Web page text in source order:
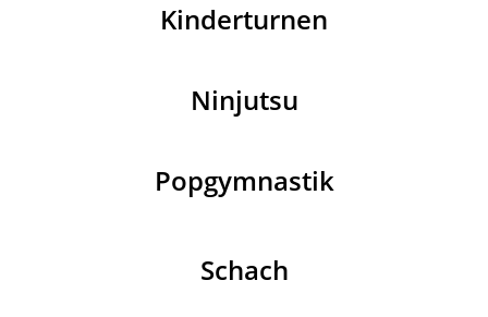
Kinderturnen
Ninjutsu
Popgymnastik
Schach